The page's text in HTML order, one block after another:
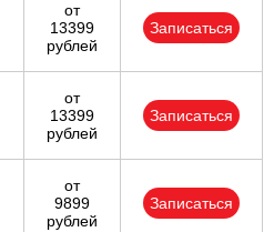
от
13399
рублей
Записаться
от
13399
рублей
Записаться
от
9899
рублей
Записаться